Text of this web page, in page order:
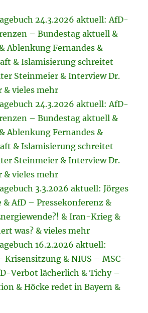
24.3.2026 aktuell: AfD-
– Bundestag aktuell &
Ablenkung Fernandes &
& Islamisierung schreitet
Steinmeier & Interview Dr.
& vieles mehr
24.3.2026 aktuell: AfD-
– Bundestag aktuell &
Ablenkung Fernandes &
& Islamisierung schreitet
Steinmeier & Interview Dr.
& vieles mehr
3.3.2026 aktuell: Jörges
AfD – Pressekonferenz &
& Iran-Krieg &
was? & vieles mehr
16.2.2026 aktuell:
Krisensitzung & NIUS – MSC-
Verbot lächerlich & Tichy –
& Höcke redet in Bayern &